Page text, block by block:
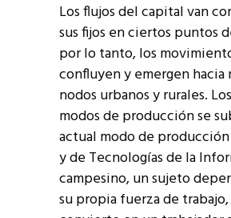
Los flujos del capital van
sus fijos en ciertos puntos
por lo tanto, los
confluyen y emergen hacia
nodos urbanos y rurales.
modos de producción se
actual modo de
y de Tecnologías de la
campesino, un sujeto
su propia fuerza de